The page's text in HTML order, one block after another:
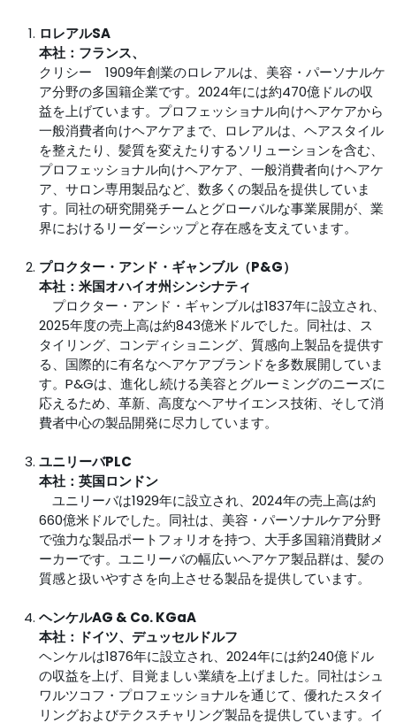
ロレアルSA
本社：フランス、
クリシー 1909年創業のロレアルは、美容・パーソナルケ
ア分野の多国籍企業です。2024年には約470億ドルの収
益を上げています。プロフェッショナル向けヘアケアから
一般消費者向けヘアケアまで、ロレアルは、ヘアスタイル
を整えたり、髪質を変えたりするソリューションを含む、
プロフェッショナル向けヘアケア、一般消費者向けヘアケ
ア、サロン専用製品など、数多くの製品を提供していま
す。同社の研究開発チームとグローバルな事業展開が、業
界におけるリーダーシップと存在感を支えています。
プロクター・アンド・ギャンブル（P&G）
本社：米国オハイオ州シンシナティ
プロクター・アンド・ギャンブルは1837年に設立され、
2025年度の売上高は約843億米ドルでした。同社は、ス
タイリング、コンディショニング、質感向上製品を提供す
る、国際的に有名なヘアケアブランドを多数展開していま
す。P&Gは、進化し続ける美容とグルーミングのニーズに
応えるため、革新、高度なヘアサイエンス技術、そして消
費者中心の製品開発に尽力しています。
ユニリーバPLC
本社：英国ロンドン
ユニリーバは1929年に設立され、2024年の売上高は約
660億米ドルでした。同社は、美容・パーソナルケア分野
で強力な製品ポートフォリオを持つ、大手多国籍消費財メ
ーカーです。ユニリーバの幅広いヘアケア製品群は、髪の
質感と扱いやすさを向上させる製品を提供しています。
ヘンケルAG & Co. KGaA
本社：ドイツ、デュッセルドルフ
ヘンケルは1876年に設立され、2024年には約240億ドル
の収益を上げ、目覚ましい業績を上げました。同社はシュ
ワルツコフ・プロフェッショナルを通じて、優れたスタイ
リングおよびテクスチャリング製品を提供しています。イ